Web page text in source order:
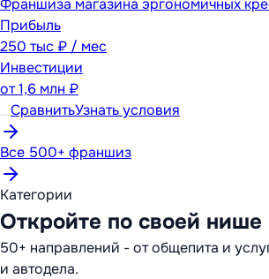
Франшиза магазина эргономичных
Прибыль
250 тыс ₽ / мес
Инвестиции
от1,6 млн ₽
СравнитьУзнать условия
Все 500+ франшиз
Категории
Откройте по своей нише
50+ направлений - от общепита и
и автодела.